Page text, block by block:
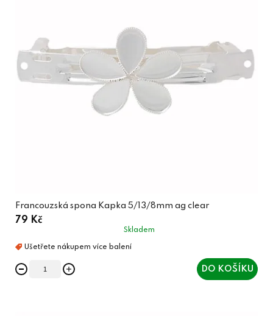
Francouzská spona Kapka 5/13/8mm ag clear
79 Kč
Skladem
DO KOŠÍKU